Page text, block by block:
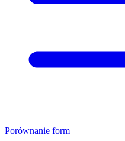
Porównanie form